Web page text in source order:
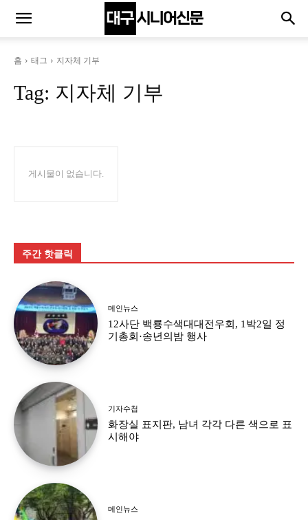
홈 태그 지자체 기부
Tag: 지자체 기부
게시물이 없습니다.
주간 핫클릭
메인뉴스
12사단 백룡수색대대전우회, 1박2일 정
기총회·송년의밤 행사
기자수첩
화장실 표지판, 남녀 각각 다른 색으로 표
시해야
메인뉴스